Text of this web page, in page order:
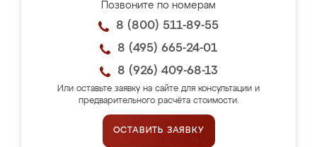
Позвоните по номерам
8 (800) 511-89-55
8 (495) 665-24-01
8 (926) 409-68-13
Или оставьте заявку на сайте для консультации и
предварительного расчёта стоимости.
ОСТАВИТЬ ЗАЯВКУ